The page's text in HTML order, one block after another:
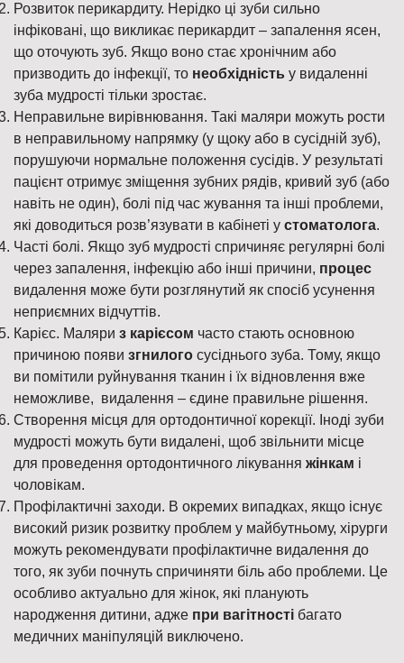
Розвиток перикардиту. Нерідко ці зуби сильно
інфіковані, що викликає перикардит – запалення ясен,
що оточують зуб. Якщо воно стає хронічним або
призводить до інфекції, то необхідність у видаленні
зуба мудрості тільки зростає.
Неправильне вирівнювання. Такі маляри можуть рости
в неправильному напрямку (у щоку або в сусідній зуб),
порушуючи нормальне положення сусідів. У результаті
пацієнт отримує зміщення зубних рядів, кривий зуб (або
навіть не один), болі під час жування та інші проблеми,
які доводиться розв’язувати в кабінеті у стоматолога.
Часті болі. Якщо зуб мудрості спричиняє регулярні болі
через запалення, інфекцію або інші причини, процес
видалення може бути розглянутий як спосіб усунення
неприємних відчуттів.
Карієс. Маляри з карієсом часто стають основною
причиною появи згнилого сусіднього зуба. Тому, якщо
ви помітили руйнування тканин і їх відновлення вже
неможливе, видалення – єдине правильне рішення.
Створення місця для ортодонтичної корекції. Іноді зуби
мудрості можуть бути видалені, щоб звільнити місце
для проведення ортодонтичного лікування жінкам і
чоловікам.
Профілактичні заходи. В окремих випадках, якщо існує
високий ризик розвитку проблем у майбутньому, хірурги
можуть рекомендувати профілактичне видалення до
того, як зуби почнуть спричиняти біль або проблеми. Це
особливо актуально для жінок, які планують
народження дитини, адже при вагітності багато
медичних маніпуляцій виключено.